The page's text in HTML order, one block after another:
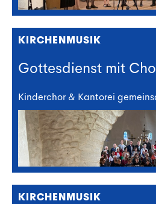
KIRCHENMUSIK
Gottesdienst mit
Kinderchor & Kantorei
KIRCHENMUSIK